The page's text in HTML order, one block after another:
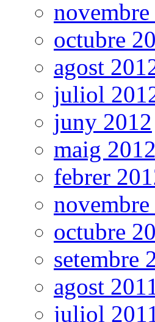
octubre
agost
juliol
juny 2012
maig 2012
febrer
novembre
octubre
setembre
agost
juliol